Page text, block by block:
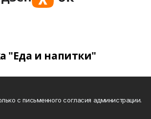
"Еда и напитки"
с письменного согласия администрации.